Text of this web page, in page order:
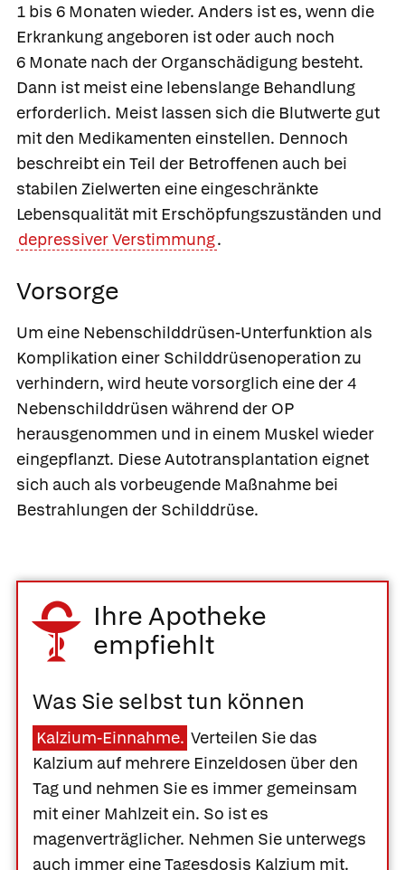
1 bis 6 Monaten wieder. Anders ist es, wenn die
Erkrankung angeboren ist oder auch noch
6 Monate nach der Organschädigung besteht.
Dann ist meist eine lebenslange Behandlung
erforderlich. Meist lassen sich die Blutwerte gut
mit den Medikamenten einstellen. Dennoch
beschreibt ein Teil der Betroffenen auch bei
stabilen Zielwerten eine eingeschränkte
Lebensqualität mit Erschöpfungszuständen und
depressiver Verstimmung.
Vorsorge
Um eine Nebenschilddrüsen-Unterfunktion als
Komplikation einer Schilddrüsenoperation zu
verhindern, wird heute vorsorglich eine der 4
Nebenschilddrüsen während der OP
herausgenommen und in einem Muskel wieder
eingepflanzt. DieseAutotransplantation eignet
sich auch als vorbeugende Maßnahme bei
Bestrahlungen der Schilddrüse.
Ihre Apotheke
empfiehlt
Was Sie selbst tun können
Kalzium-Einnahme. Verteilen Sie das
Kalzium auf mehrere Einzeldosen über den
Tag und nehmen Sie es immer gemeinsam
mit einer Mahlzeit ein. So ist es
magenverträglicher. Nehmen Sie unterwegs
auch immer eine Tagesdosis Kalzium mit.